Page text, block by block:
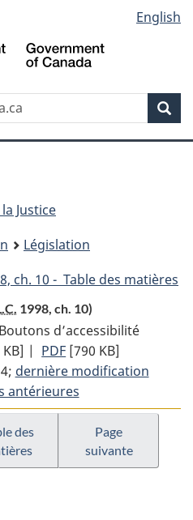
au
contenu
propos
de
la
HTML
simplifiée
English
Justice
Législation
ch. 10 - Table des matières
1998, ch. 10)
d’accessibilité
| PDF Texte
complet
:
Loi
maritime
Canada
[790 KB]
dernière modification
antérieures
des
Page
suivante